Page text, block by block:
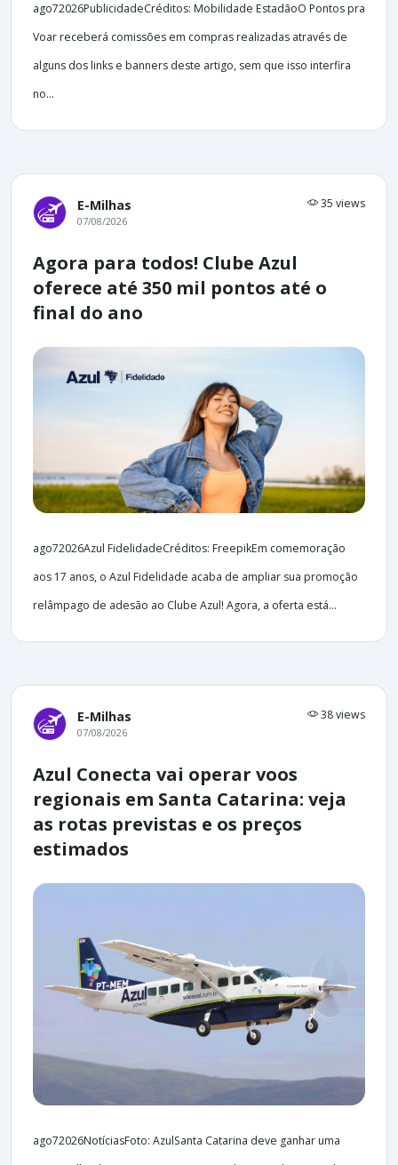
ago72026PublicidadeCréditos: Mobilidade EstadãoO Pontos pra
Voar receberá comissões em compras realizadas através de
alguns dos links e banners deste artigo, sem que isso interfira
no...
E-Milhas 35 views
07/08/2026
Agora para todos! Clube Azul
oferece até 350 mil pontos até o
final do ano
ago72026Azul FidelidadeCréditos: FreepikEm comemoração
aos 17 anos, o Azul Fidelidade acaba de ampliar sua promoção
relâmpago de adesão ao Clube Azul! Agora, a oferta está...
E-Milhas 38 views
07/08/2026
Azul Conecta vai operar voos
regionais em Santa Catarina: veja
as rotas previstas e os preços
estimados
ago72026NotíciasFoto: AzulSanta Catarina deve ganhar uma